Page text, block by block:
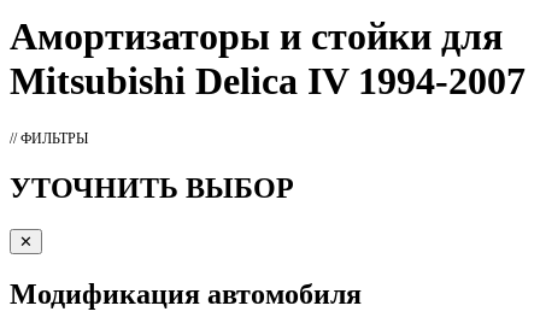
Амортизаторы и стойки для
Mitsubishi Delica IV 1994-2007
// ФИЛЬТРЫ
УТОЧНИТЬ ВЫБОР
✕
Модификация автомобиля